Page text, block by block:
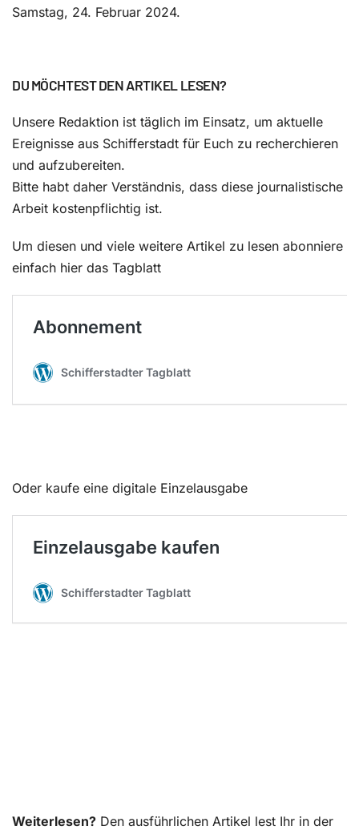
Samstag, 24. Februar 2024.
DU MÖCHTEST DEN ARTIKEL LESEN?
Unsere Redaktion ist täglich im Einsatz, um aktuelle
Ereignisse aus Schifferstadt für Euch zu recherchieren
und aufzubereiten.
Bitte habt daher Verständnis, dass diese journalistische
Arbeit kostenpflichtig ist.
Um diesen und viele weitere Artikel zu lesen abonniere
einfach hier das Tagblatt
Oder kaufe eine digitale Einzelausgabe
Weiterlesen? Den ausführlichen Artikel lest Ihr in der